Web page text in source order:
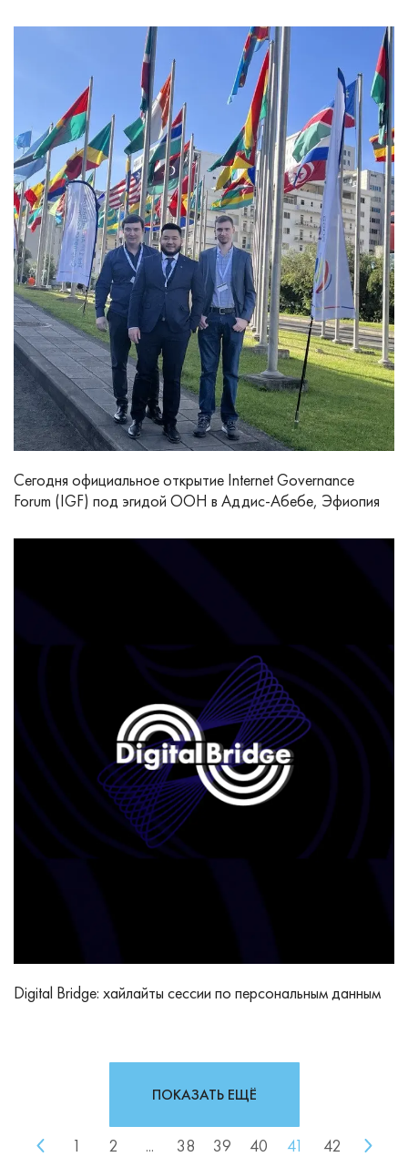
Сегодня официальное открытие Internet Governance
Forum (IGF) под эгидой ООН в Аддис-Абебе, Эфиопия
Digital Bridge: хайлайты сессии по персональным данным
1 2 ... 38 39 40 41 42
ПОКАЗАТЬ ЕЩЁ